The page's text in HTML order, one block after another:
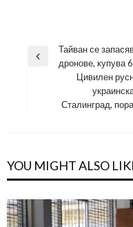
Навигация
Previous
Тайван се
дронове, купува
Цивилен
Сталинград,
YOU MIGHT ALSO